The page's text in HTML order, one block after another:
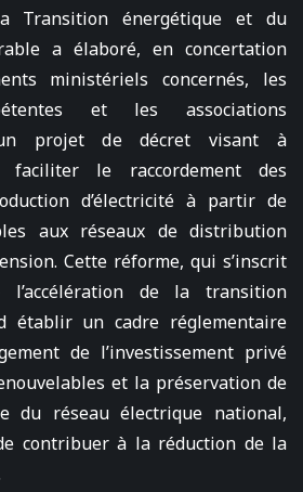
Transition énergétique et du
a élaboré, en concertation
ministériels concernés, les
et les associations
un projet de décret visant à
le raccordement des
d’électricité à partir de
aux réseaux de distribution
Cette réforme, qui s’inscrit
de la transition
établir un cadre réglementaire
de l’investissement privé
et la préservation de
du réseau électrique national,
contribuer à la réduction de la